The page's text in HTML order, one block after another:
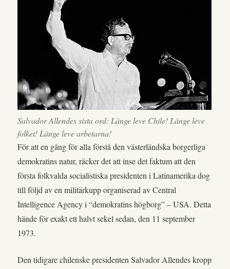
Salvador Allendes sista ord: Länge leve Chile! Länge leve
folket! Länge leve arbetarna!
För att en gång för alla förstå den västerländska borgerliga
demokratins natur, räcker det att inse det faktum att den
första folkvalda socialistiska presidenten i Latinamerika dog
till följd av en militärkupp organiserad av Central
Intelligence Agency i “demokratins högborg” – USA. Detta
hände för exakt ett halvt sekel sedan, den 11 september
1973.
Den tidigare chilenske presidenten Salvador Allendes kropp